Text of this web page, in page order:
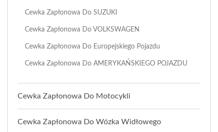
Cewka Zapłonowa Do SUZUKI
Cewka Zapłonowa Do VOLKSWAGEN
Cewka Zapłonowa Do Europejskiego Pojazdu
Cewka Zapłonowa Do AMERYKAŃSKIEGO POJAZDU
Cewka Zapłonowa Do Motocykli
Cewka Zapłonowa Do Wózka Widłowego